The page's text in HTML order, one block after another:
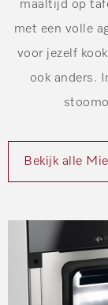
maaltijd op
met een volle
voor jezelf
ook anders.
Bekijk alle